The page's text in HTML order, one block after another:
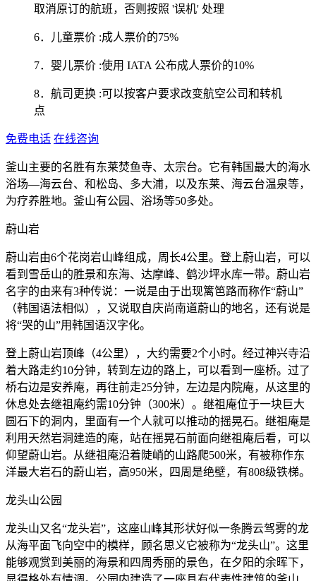
取消原订的航班，否则按照 '误机' 处理
6．儿童票价 :成人票价的75%
7．婴儿票价 :使用 IATA 公布成人票价的10%
8．航司更换 :可以按客户要求改变航空公司和转机
点
免费电话 在线咨询
釜山主要的名胜有东莱焚鱼寺、太宗台。它有韩国最大的海水
浴场—海云台、和松岛、多大浦，以及东莱、海云台温泉等，
为疗养胜地。釜山有公园、浴场等50多处。
蔚山岩
蔚山岩由6个花岗岩山峰组成，周长4公里。登上蔚山岩，可以
看到雪岳山的胜景和东海、达摩峰、鹤沙坪水库一带。蔚山岩
名字的由来有3种传说：一说是由于出现篱笆路而称作“蔚山”
（韩国语法相似），又说取自庆尚南道蔚山的地名，还有说是
将“哭的山”用韩国语汉字化。
登上蔚山岩顶峰（4公里），大约需要2个小时。经过神兴寺沿
着大路走约10分钟，转到左边的路上，可以看到一座桥。过了
桥右边是安养庵，再往前走25分钟，左边是内院庵，从这里的
休息处去继祖庵约需10分钟（300米）。继祖庵位于一块巨大
圆石下的洞内，里面有一个人就可以推动的摇晃石。继祖庵是
利用天然岩洞建造的庵，站在摇晃石前面向继祖庵后看，可以
仰望蔚山岩。从继祖庵沿着陡峭的山路爬500米，有被称作东
洋最大岩石的蔚山岩，高950米，四周是绝壁，有808级铁梯。
龙头山公园
龙头山又名“龙头岩”，这座山峰其形状好似一条腾云驾雾的龙
从海平面飞向空中的模样，顾名思义它被称为“龙头山”。这里
能够观赏到美丽的海景和四周秀丽的景色，在夕阳的余晖下，